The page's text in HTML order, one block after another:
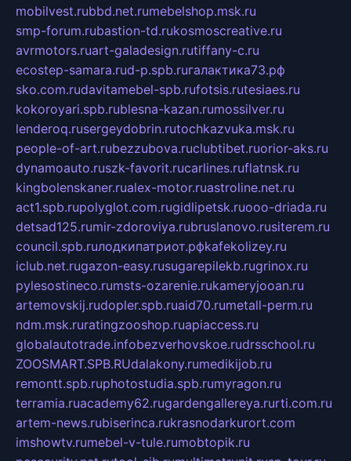
mobilvest.rubbd.net.rumebelshop.msk.ru
smp-forum.rubastion-td.rukosmoscreative.ru
avrmotors.ruart-galadesign.rutiffany-c.ru
ecostep-samara.rud-p.spb.ruгалактика73.рф
sko.com.rudavitamebel-spb.rufotsis.rutesiaes.ru
kokoroyari.spb.rublesna-kazan.rumossilver.ru
lenderoq.rusergeydobrin.rutochkazvuka.msk.ru
people-of-art.rubezzubova.ruclubtibet.ruorior-aks.ru
dynamoauto.ruszk-favorit.rucarlines.ruflatnsk.ru
kingbolenskaner.rualex-motor.ruastroline.net.ru
act1.spb.rupolyglot.com.rugidlipetsk.ruooo-driada.ru
detsad125.rumir-zdoroviya.rubruslanovo.rusiterem.ru
council.spb.ruлодкипатриот.рфkafekolizey.ru
iclub.net.rugazon-easy.rusugarepilekb.rugrinox.ru
pylesostineco.rumsts-ozarenie.rukameryjooan.ru
artemovskij.rudopler.spb.ruaid70.rumetall-perm.ru
ndm.msk.ruratingzooshop.ruapiaccess.ru
globalautotrade.infobezverhovskoe.rudrsschool.ru
ZOOSMART.SPB.RUdalakony.rumedikijob.ru
remontt.spb.ruphotostudia.spb.rumyragon.ru
terramia.ruacademy62.rugardengallereya.rurti.com.ru
artem-news.rubiserinca.rukrasnodarkurort.com
imshowtv.rumebel-v-tule.rumobtopik.ru